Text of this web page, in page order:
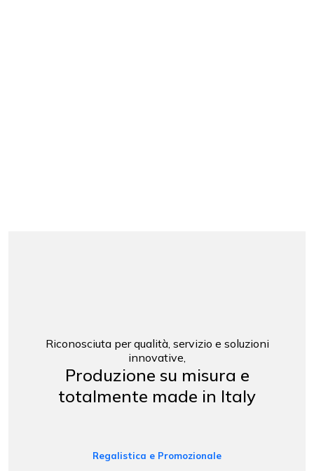
Riconosciuta per qualità, servizio e soluzioni
innovative,
Produzione su misura e
totalmente made in Italy
Regalistica e Promozionale